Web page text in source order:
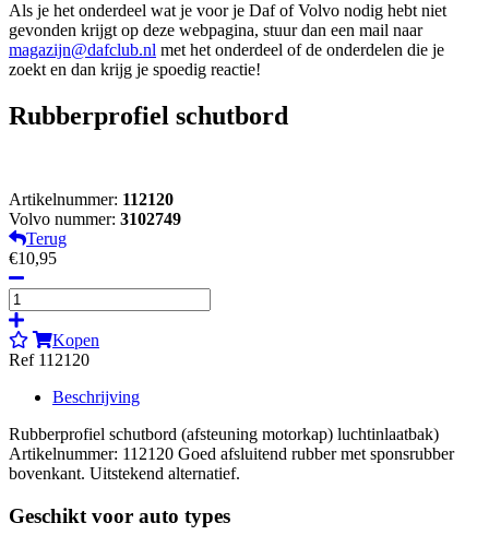
Als je het onderdeel wat je voor je Daf of Volvo nodig hebt niet
gevonden krijgt op deze webpagina, stuur dan een mail naar
magazijn@dafclub.nl met het onderdeel of de onderdelen die je
zoekt en dan krijg je spoedig reactie!
Rubberprofiel schutbord
Artikelnummer: 112120
Volvo nummer: 3102749
Terug
€10,95
Kopen
Ref 112120
Beschrijving
Rubberprofiel schutbord (afsteuning motorkap) luchtinlaatbak)
Artikelnummer: 112120 Goed afsluitend rubber met sponsrubber
bovenkant. Uitstekend alternatief.
Geschikt voor auto types